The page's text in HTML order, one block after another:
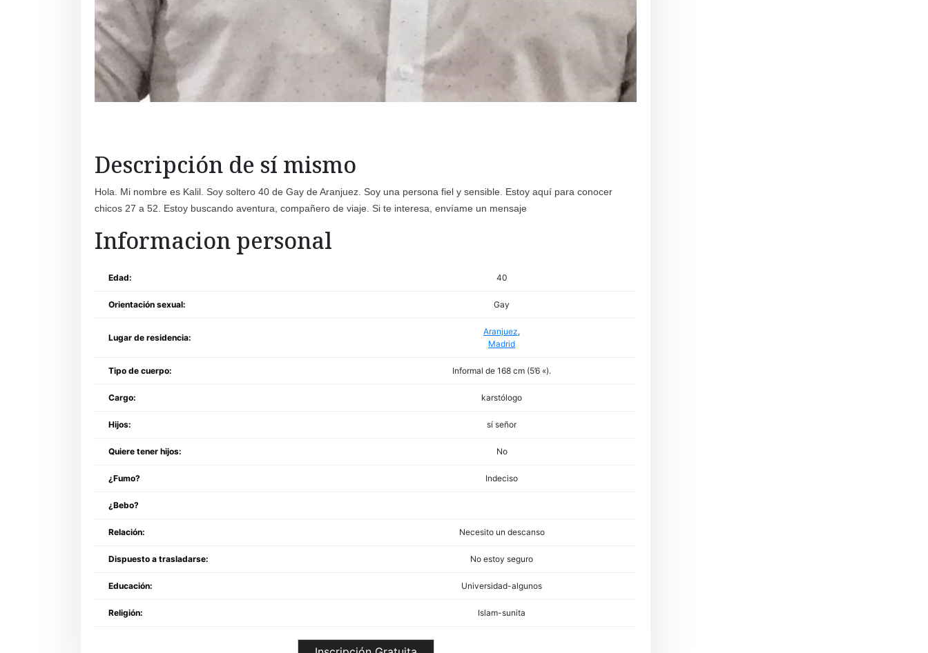
Descripción de sí mismo
Hola. Mi nombre es Kalil. Soy soltero 40 de Gay de Aranjuez. Soy una persona fiel y sensible. Estoy aquí para conocer
chicos 27 a 52. Estoy buscando aventura, compañero de viaje. Si te interesa, envíame un mensaje
Informacion personal
Edad: 40
Orientación sexual: Gay
Lugar de residencia:
Aranjuez,
Madrid
Tipo de cuerpo: Informal de 168 cm (5’6 «).
Cargo: karstólogo
Hijos: sí señor
Quiere tener hijos: No
¿Fumo? Indeciso
¿Bebo?
Relación: Necesito un descanso
Dispuesto a trasladarse: No estoy seguro
Educación: Universidad-algunos
Religión: Islam-sunita